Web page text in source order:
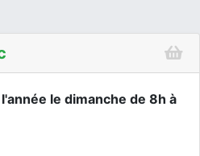
le dimanche de 8h à